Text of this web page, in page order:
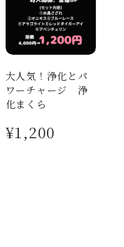
クアマリン、とっ
っかりとあり、さ
だと思いました。
しいです。 あまり
も可愛いです✨ 大
の糸の不具合
大人気！浄化とパ
ワーチャージ 浄
化まくら
¥1,200